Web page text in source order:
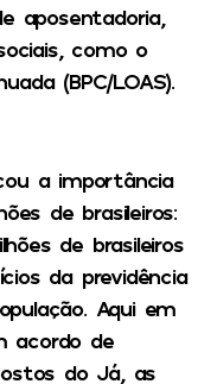
aposentadoria,
como o
(BPC/LOAS).
a importância
de brasileiros:
de brasileiros
da previdência
Aqui em
acordo de
do Já, as